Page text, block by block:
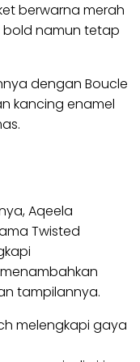
berwarna merah
bold namun tetap
dengan Boucle
kancing enamel
Aqeela
Twisted
tampilannya.
melengkapi gaya